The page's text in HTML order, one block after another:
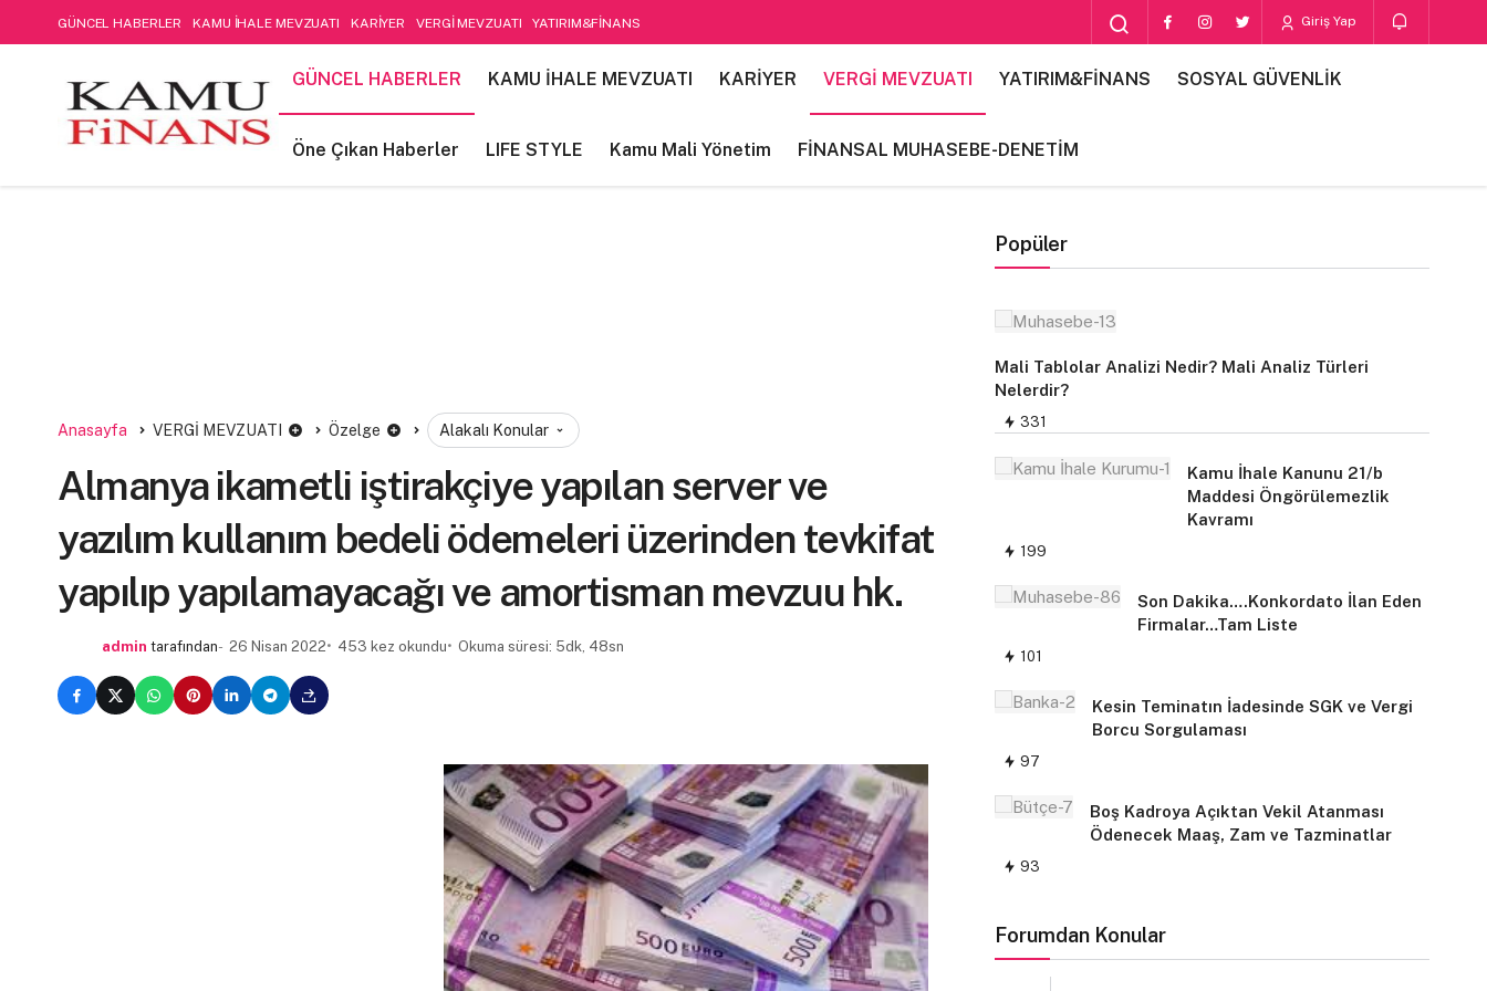
GÜNCEL HABERLER KAMU İHALE MEVZUATI KARİYER VERGİ MEVZUATI YATIRIM&FİNANS
Öne Çıkan Haberler LIFE STYLE Kamu Mali Yönetim
FİNANSAL MUHASEBE-DENETİM
Giriş Yap
GÜNCEL HABERLER KAMU İHALE MEVZUATI KARİYER VERGİ MEVZUATI YATIRIM&FİNANS SOSYAL GÜVENLİK
Öne Çıkan Haberler LIFE STYLE Kamu Mali Yönetim FİNANSAL MUHASEBE-DENETİM
Anasayfa VERGİ MEVZUATI Özelge Alakalı Konular
Almanya ikametli iştirakçiye yapılan server ve
yazılım kullanım bedeli ödemeleri üzerinden tevkifat
yapılıp yapılamayacağı ve amortisman mevzuu hk.
admin tarafından 26 Nisan 2022 453 kez okundu Okuma süresi: 5dk, 48sn
Popüler
Mali Tablolar Analizi Nedir? Mali Analiz Türleri
Nelerdir?
331
Kamu İhale Kanunu 21/b
Maddesi Öngörülemezlik
Kavramı
199
Son Dakika….Konkordato İlan Eden
Firmalar…Tam Liste
101
Kesin Teminatın İadesinde SGK ve Vergi
Borcu Sorgulaması
97
Boş Kadroya Açıktan Vekil Atanması
Ödenecek Maaş, Zam ve Tazminatlar
93
Forumdan Konular